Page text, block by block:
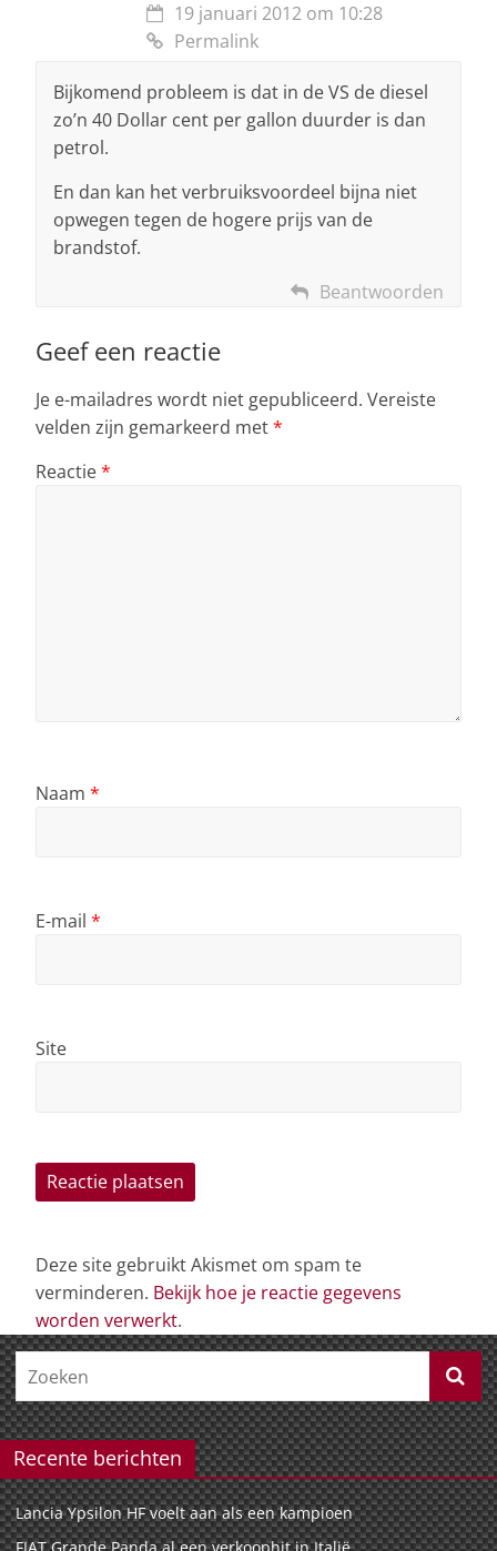
19 januari 2012 om 10:28
Permalink
Bijkomend probleem is dat in de VS de diesel
zo’n 40 Dollar cent per gallon duurder is dan
petrol.
En dan kan het verbruiksvoordeel bijna niet
opwegen tegen de hogere prijs van de
brandstof.
Beantwoorden
Geef een reactie
Je e-mailadres wordt niet gepubliceerd. Vereiste
velden zijn gemarkeerd met*
Reactie*
Naam *
E-mail *
Site
Deze site gebruikt Akismet om spam te
verminderen. Bekijk hoe je reactie gegevens
worden verwerkt.
Recente berichten
Lancia Ypsilon HF voelt aan als een kampioen